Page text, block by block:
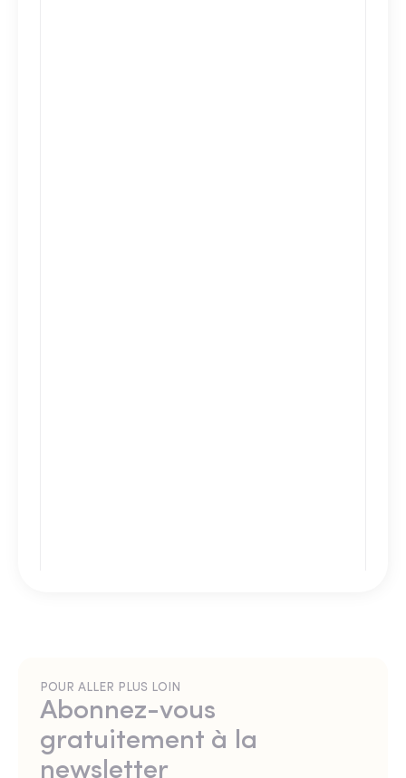
POUR ALLER PLUS LOIN
Abonnez-vous
gratuitement à la
newsletter